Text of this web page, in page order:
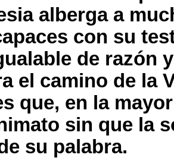
alberga a
con su
de razón
el camino de la
que, en la
sin que la
su palabra.